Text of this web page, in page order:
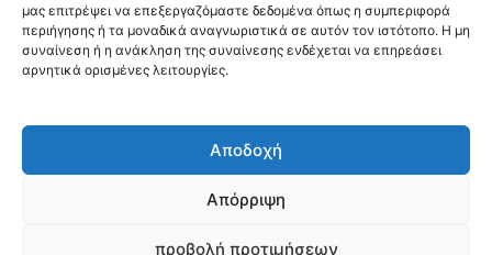
μας επιτρέψει να επεξεργαζόμαστε δεδομένα όπως η συμπεριφορά
περιήγησης ή τα μοναδικά αναγνωριστικά σε αυτόν τον ιστότοπο. Η μη
συναίνεση ή η ανάκληση της συναίνεσης ενδέχεται να επηρεάσει
αρνητικά ορισμένες λειτουργίες.
Αποδοχή
Απόρριψη
προβολή προτιμήσεων
Top10
303
Cool spots
ΝΗΣΙΑ
247
© Happy Traveller 2014-2025